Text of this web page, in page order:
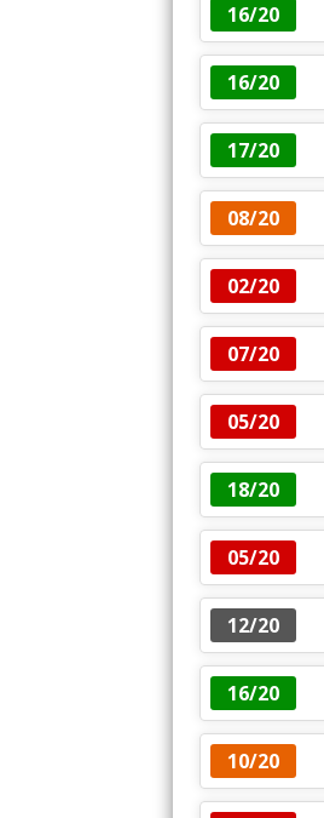
16/20
16/20
17/20
08/20
02/20
07/20
05/20
18/20
05/20
12/20
16/20
10/20